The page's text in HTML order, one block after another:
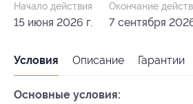
Начало действия
15 июня 2026 г.
Окончание
7 сентября
Условия Описание Гарантии
Основные условия: